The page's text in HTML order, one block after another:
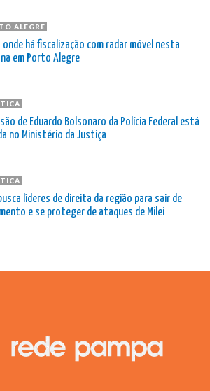
ALEGRE
onde há fiscalização com radar móvel nesta
em Porto Alegre
de Eduardo Bolsonaro da Polícia Federal está
no Ministério da Justiça
líderes de direita da região para sair de
e se proteger de ataques de Milei